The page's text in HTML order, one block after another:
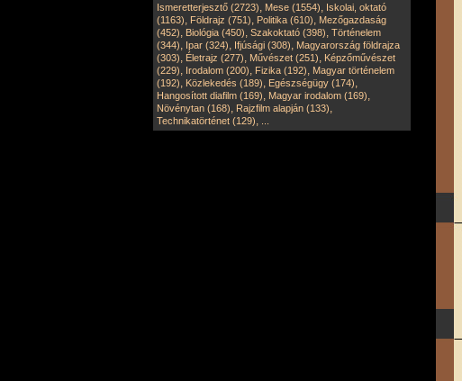
Ismeretterjesztő (2723), Mese (1554), Iskolai, oktató
(1163), Földrajz (751), Politika (610), Mezőgazdaság
(452), Biológia (450), Szakoktató (398), Történelem
(344), Ipar (324), Ifjúsági (308), Magyarország földrajza
(303), Életrajz (277), Művészet (251), Képzőművészet
(229), Irodalom (200), Fizika (192), Magyar történelem
(192), Közlekedés (189), Egészségügy (174),
Hangosított diafilm (169), Magyar irodalom (169),
Növénytan (168), Rajzfilm alapján (133),
Technikatörténet (129),